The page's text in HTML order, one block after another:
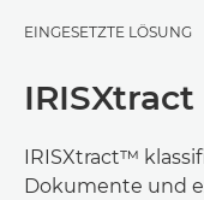
EINGESETZTE LÖSUNG
IRISXtract
IRISXtract™
Dokumente und